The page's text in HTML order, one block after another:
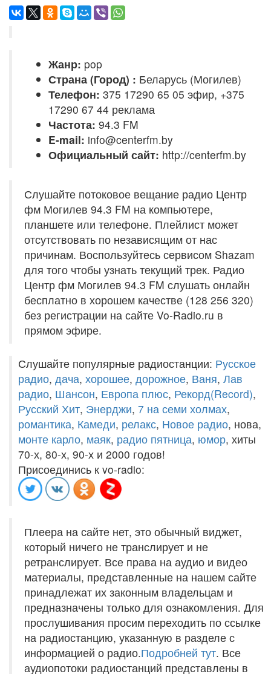
Жанр: pop
Страна (Город) : Беларусь (Могилев)
Телефон: 375 17290 65 05 эфир, +375
17290 67 44 реклама
Частота: 94.3 FM
E-mail: info@centerfm.by
Официальный сайт: http://centerfm.by
Слушайте потоковое вещание радио Центр
фм Могилев 94.3 FM на компьютере,
планшете или телефоне. Плейлист может
отсутствовать по независящим от нас
причинам. Воспользуйтесь сервисом Shazam
для того чтобы узнать текущий трек. Радио
Центр фм Могилев 94.3 FM слушать онлайн
бесплатно в хорошем качестве (128 256 320)
без регистрации на сайте Vo-Radio.ru в
прямом эфире.
Слушайте популярные радиостанции: Русское
радио, дача, хорошее, дорожное, Ваня, Лав
радио, Шансон, Европа плюс, Рекорд(Record),
Русский Хит, Энерджи, 7 на семи холмах,
романтика, Камеди, релакс, Новое радио, нова,
монте карло, маяк, радио пятница, юмор, хиты
70-х, 80-х, 90-х и 2000 годов!
Присоединись к vo-radio:
Плеера на сайте нет, это обычный виджет,
который ничего не транслирует и не
ретранслирует. Все права на аудио и видео
материалы, представленные на нашем сайте
принадлежат их законным владельцам и
предназначены только для ознакомления. Для
прослушивания просим переходить по ссылке
на радиостанцию, указанную в разделе с
информацией о радио.Подробней тут. Все
аудиопотоки радиостанций представлены в